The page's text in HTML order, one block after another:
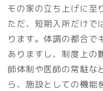
モの家の立ち上げに至
ただ、短期入所だけで
ります。体調の都合で
ありますし、制度上の
師体制や医師の常駐な
ら、施設としての機能